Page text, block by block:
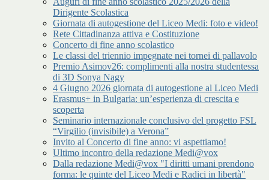
Dirigente Scolastica
Giornata di autogestione del Liceo Medi: foto e video!
Rete Cittadinanza attiva e Costituzione
Concerto di fine anno scolastico
Le classi del triennio impegnate nei tornei di pallavolo
Premio Asimov26: complimenti alla nostra studentessa
di 3D Sonya Nagy
4 Giugno 2026 giornata di autogestione al Liceo Medi
Erasmus+ in Bulgaria: un’esperienza di crescita e
scoperta
Seminario internazionale conclusivo del progetto FSL
“Virgilio (invisibile) a Verona”
Invito al Concerto di fine anno: vi aspettiamo!
Ultimo incontro della redazione Medi@vox
Dalla redazione Medi@vox "I diritti umani prendono
forma: le quinte del Liceo Medi e Radici in libertà"